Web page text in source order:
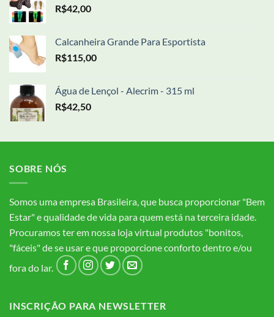
R$42,00
Calcanheira Grande Para Esportista
R$115,00
Água de Lençol - Alecrim - 315 ml
R$42,50
SOBRE NÓS
Somos uma empresa Brasileira, que busca proporcionar "Bem
Estar" e qualidade de vida para quem está na terceira idade.
Procuramos ter em nossa loja virtual produtos "bonitos,
"fáceis" de se usar e que proporcione conforto dentro e/ou
fora do lar.
INSCRIÇÃO PARA NEWSLETTER